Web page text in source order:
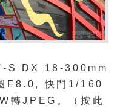
S DX 18-300mm
F8.0, 快門1/160
轉JPEG。（按此